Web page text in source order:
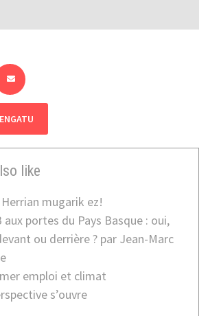
like
mugarik ez!
aux portes du Pays Basque : oui,
ou derrière ? par Jean-Marc
emploi et climat
s’ouvre